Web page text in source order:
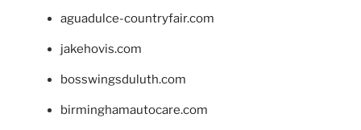
aguadulce-countryfair.com
jakehovis.com
bosswingsduluth.com
birminghamautocare.com